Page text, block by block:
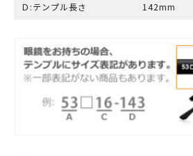
Ｄ:テンプル長さ 142mm